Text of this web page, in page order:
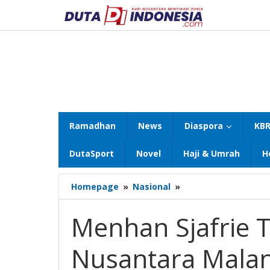
konten
Ramadhan News Diaspora
DutaSport Novel Haji & Umrah
Homepage » Nasional »
Sjafrie
SMA
Taruna
Nusantara
Malang,
Menhan Sjafrie
Nusantara